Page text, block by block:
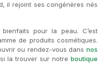
il rejoint ses congénères nés
pour la peau. C’est
de produits cosmétiques.
ou rendez-vous dansnos
la trouver sur notreboutique